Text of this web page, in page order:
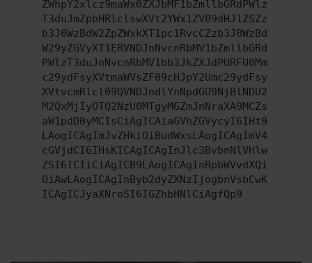
ZWhpY2xlcz9maWx0ZXJbMF1bZmllbGRdPWlz
T3duJmZpbHRlclswXVt2YWx1ZV09dHJ1ZSZz
b3J0WzBdW2ZpZWxkXT1pc1RvcCZzb3J0WzBd
W29yZGVyXT1ERVNDJnNvcnRbMV1bZmllbGRd
PWlzT3duJnNvcnRbMV1bb3JkZXJdPURFU0Mm
c29ydFsyXVtmaWVsZF09cHJpY2Umc29ydFsy
XVtvcmRlcl09QVNDJndlYnNpdGU9NjBlNDU2
M2QxMjIyOTQ2NzU0MTgyMGZmJnNraXA9MCZs
aW1pdD0yMCIsCiAgICAiaGVhZGVycyI6IHt9
LAogICAgImJvZHkiOiBudWxsLAogICAgImV4
cGVjdCI6IHsKICAgICAgInJlc3BvbnNlVHlw
ZSI6ICIiCiAgICB9LAogICAgInRpbWVvdXQi
OiAwLAogICAgInByb2dyZXNzIjogbnVsbCwK
ICAgICJyaXNreSI6IGZhbHNlCiAgfQp9